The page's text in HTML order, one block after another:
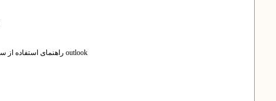
: راهنمای استفاده از سرویس ایمیل شرکت یکتاوب به صورت آفلاین - استفاده از outlook